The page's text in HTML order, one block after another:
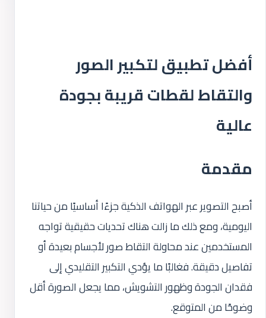
أفضل تطبيق لتكبير الصور
والتقاط لقطات قريبة بجودة
عالية
مقدمة
أصبح التصوير عبر الهواتف الذكية جزءًا أساسيًا من حياتنا
اليومية، ومع ذلك ما زالت هناك تحديات حقيقية تواجه
المستخدمين عند محاولة التقاط صور لأجسام بعيدة أو
تفاصيل دقيقة. فغالبًا ما يؤدي التكبير التقليدي إلى
فقدان الجودة وظهور التشويش، مما يجعل الصورة أقل
وضوحًا من المتوقع.